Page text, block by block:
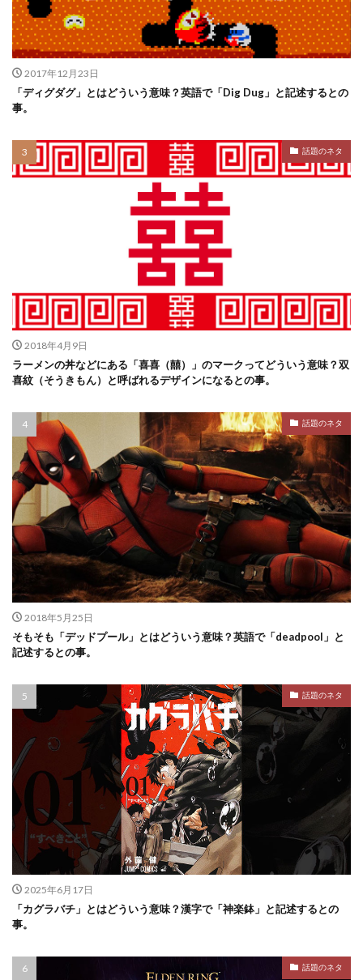
2017年12月23日
「ディグダグ」とはどういう意味？英語で「Dig Dug」と記述するとの
事。
話題のネタ
2018年4月9日
ラーメンの丼などにある「喜喜（囍）」のマークってどういう意味？双
喜紋（そうきもん）と呼ばれるデザインになるとの事。
話題のネタ
2018年5月25日
そもそも「デッドプール」とはどういう意味？英語で「deadpool」と
記述するとの事。
話題のネタ
2025年6月17日
「カグラバチ」とはどういう意味？漢字で「神楽鉢」と記述するとの
事。
話題のネタ